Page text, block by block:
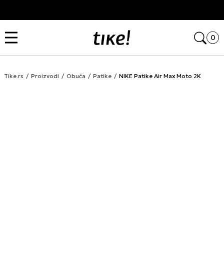
0
Tike.rs Proizvodi Obuća Patike NIKE Patike Air Max Moto 2K